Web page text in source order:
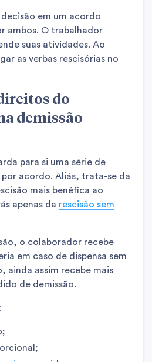
em um acordo
ambos. O trabalhador
suas atividades. Ao
as verbas rescisórias no
do
demissão
para si uma série de
acordo. Aliás, trata-se da
mais benéfica ao
apenas da rescisão sem
o colaborador recebe
em caso de dispensa sem
ainda assim recebe mais
de demissão.